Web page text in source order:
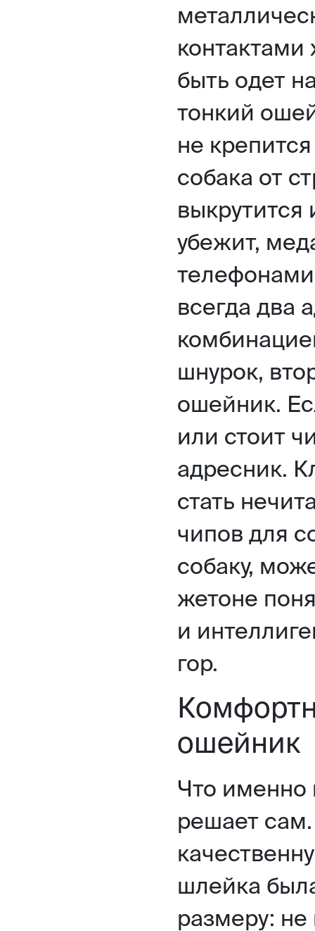
быть одет
тонкий
не
собака от
убежит,
всегда два
шнурок,
ошейник.
или стоит
адресник.
стать
чипов для
собаку,
жетоне
и
гор.
ошейник
Что именно
решает
шлейка
размеру: